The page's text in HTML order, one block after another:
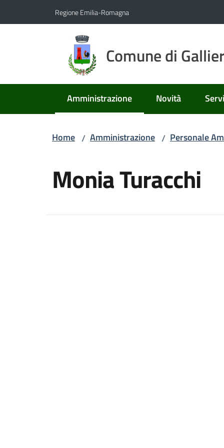
Regione Emilia-Romagna
Comune di
Amministrazione
Menu selezionato Novità
Home / Amministrazione / Personale
Monia Turacchi